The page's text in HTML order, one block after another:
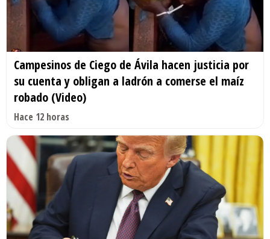
Campesinos de Ciego de Ávila hacen justicia por
su cuenta y obligan a ladrón a comerse el maíz
robado (Video)
Hace 12 horas